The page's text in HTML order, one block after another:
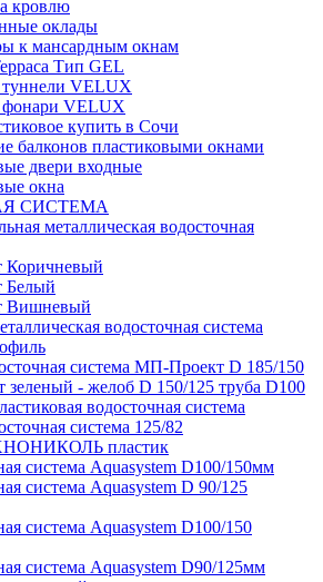
кровлю
оклады
к мансардным окнам
Тип GEL
VELUX
фонари VELUX
купить в Сочи
балконов пластиковыми окнами
двери входные
окна
СИСТЕМА
металлическая водосточная
Коричневый
Белый
Вишневый
водосточная система
система МП-Проект D 185/150
зеленый - желоб D 150/125 труба D100
водосточная система
система 125/82
пластик
система Aquasystem D100/150мм
система Aquasystem D 90/125
система Aquasystem D100/150
система Aquasystem D90/125мм